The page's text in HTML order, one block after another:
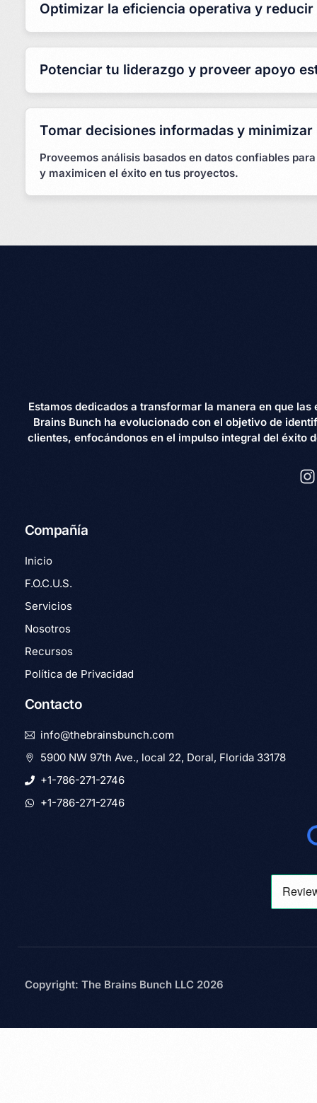
Optimizar la eficiencia operativa y reducir
Potenciar tu liderazgo y proveer apoyo
Tomar decisiones informadas y minimizar
Proveemos análisis basados en datos confiables
y maximicen el éxito en tus proyectos.
Estamos dedicados a transformar la manera en que
Brains Bunch ha evolucionado con el objetivo de
clientes, enfocándonos en el impulso integral del éxito
Compañía
Inicio
F.O.C.U.S.
Servicios
Nosotros
Recursos
Política de Privacidad
Contacto
info@thebrainsbunch.com
5900 NW 97th Ave., local 22, Doral, Florida 33178
+1-786-271-2746
+1-786-271-2746
Copyright: The Brains Bunch LLC 2026